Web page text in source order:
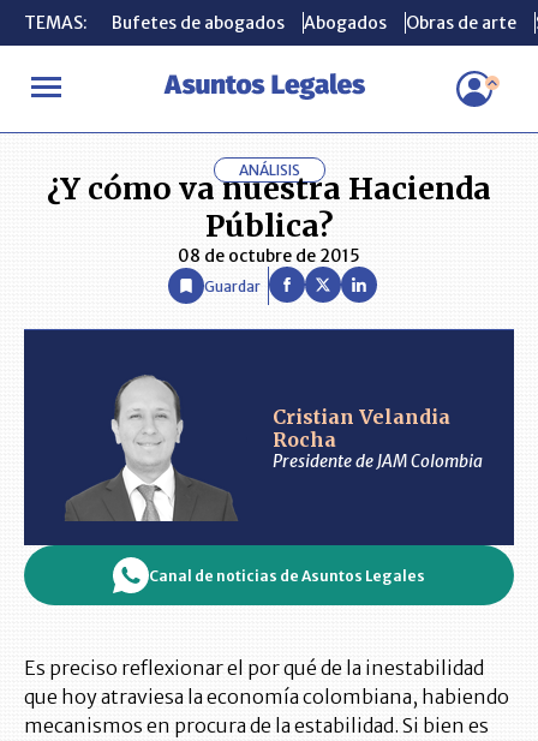
TEMAS: Bufetes de abogados Abogados Obras de arte
INICIO ANÁLISIS CRISTIAN VELANDIA ROCHA ¿Y cómo va
TEMAS: Bufetes de abogados Abogados Obras de arte
ANÁLISIS
¿Y cómo va nuestra Hacienda
Pública?
08 de octubre de 2015
Guardar
Cristian Velandia
Rocha
Presidente de JAM Colombia
Canal de noticias de Asuntos Legales
Es preciso reflexionar el por qué de la inestabilidad
que hoy atraviesa la economía colombiana, habiendo
mecanismos en procura de la estabilidad. Si bien es